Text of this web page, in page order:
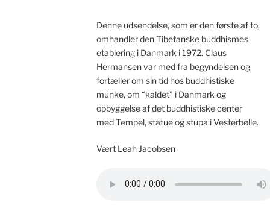
Denne udsendelse, som er den første af to,
omhandler den Tibetanske buddhismes
etablering i Danmark i 1972. Claus
Hermansen var med fra begyndelsen og
fortæller om sin tid hos buddhistiske
munke, om “kaldet” i Danmark og
opbyggelse af det buddhistiske center
med Tempel, statue og stupa i Vesterbølle.
Vært Leah Jacobsen